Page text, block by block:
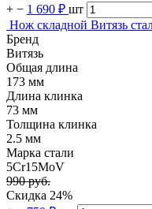
+ − 1 690 ₽ шт
Нож складной Витязь
Бренд
Витязь
Общая длина
173 мм
Длина клинка
73 мм
Толщина клинка
2.5 мм
Марка стали
5Cr15MoV
990 руб.
Скидка 24%